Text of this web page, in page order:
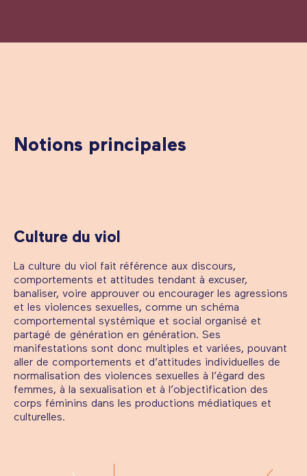
Notions principales
Culture du viol
La culture du viol fait référence aux discours,
comportements et attitudes tendant à excuser,
banaliser, voire approuver ou encourager les agressions
et les violences sexuelles, comme un schéma
comportemental systémique et social organisé et
partagé de génération en génération. Ses
manifestations sont donc multiples et variées, pouvant
aller de comportements et d’attitudes individuelles de
normalisation des violences sexuelles à l’égard des
femmes, à la sexualisation et à l’objectification des
corps féminins dans les productions médiatiques et
culturelles.